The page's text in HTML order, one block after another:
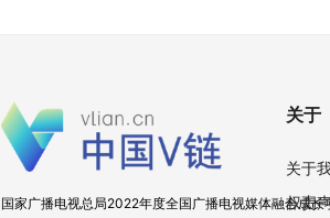
国家广播电视总局2022年度全国广播电视媒体融合成长
关于
关于
权责